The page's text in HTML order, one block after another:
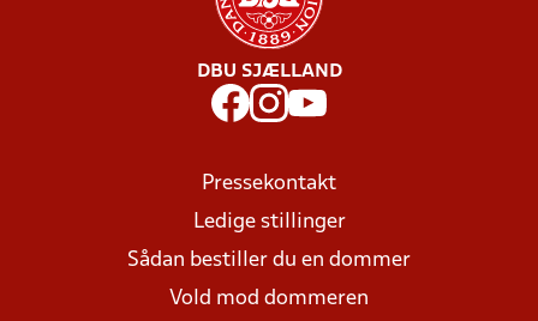
DBU SJÆLLAND
Pressekontakt
Ledige stillinger
Sådan bestiller du en dommer
Vold mod dommeren